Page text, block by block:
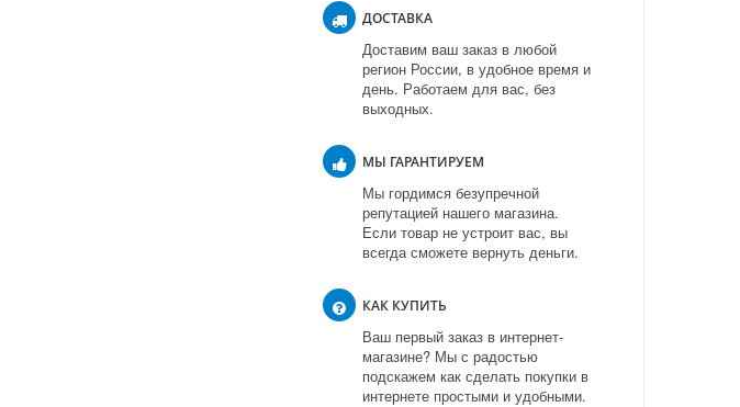
ДОСТАВКА
Доставим ваш заказ в любой
регион России, в удобное время и
день. Работаем для вас, без
выходных.
МЫ ГАРАНТИРУЕМ
Мы гордимся безупречной
репутацией нашего магазина.
Если товар не устроит вас, вы
всегда сможете вернуть деньги.
КАК КУПИТЬ
Ваш первый заказ в интернет-
магазине? Мы с радостью
подскажем как сделать покупки в
интернете простыми и удобными.